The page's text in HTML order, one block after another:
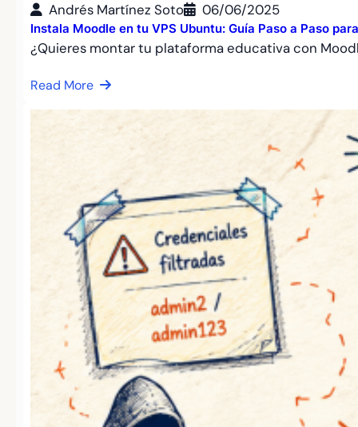
Andrés Martínez Soto 06/06/2025
Instala Moodle en tu VPS Ubuntu: Guía Paso a Paso
¿Quieres montar tu plataforma educativa con
Read More